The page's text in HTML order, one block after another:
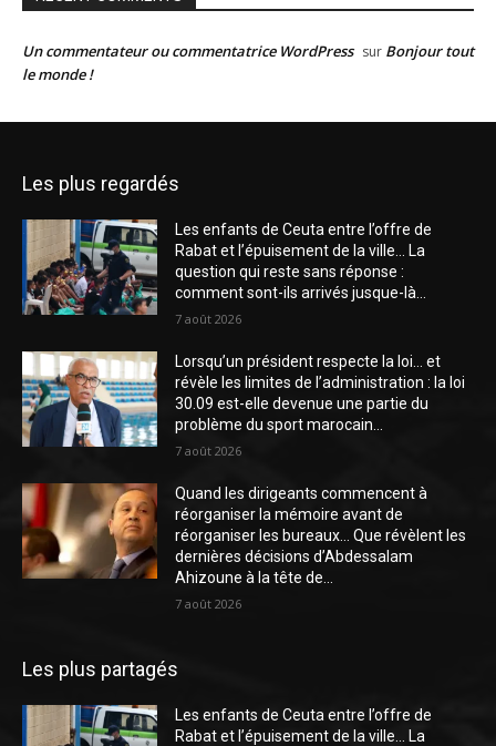
Un commentateur ou commentatrice WordPress sur Bonjour tout
le monde !
Les plus regardés
Les enfants de Ceuta entre l’offre de
Rabat et l’épuisement de la ville… La
question qui reste sans réponse :
comment sont-ils arrivés jusque-là...
7 août 2026
Lorsqu’un président respecte la loi… et
révèle les limites de l’administration : la loi
30.09 est-elle devenue une partie du
problème du sport marocain...
7 août 2026
Quand les dirigeants commencent à
réorganiser la mémoire avant de
réorganiser les bureaux… Que révèlent les
dernières décisions d’Abdessalam
Ahizoune à la tête de...
7 août 2026
Les plus partagés
Les enfants de Ceuta entre l’offre de
Rabat et l’épuisement de la ville… La